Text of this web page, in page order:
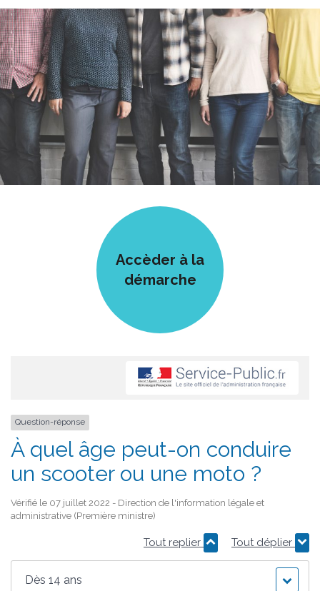
Accèder à la
démarche
Question-réponse
À quel âge peut-on conduire
un scooter ou une moto ?
Vérifié le 07 juillet 2022 - Direction de l'information légale et
administrative (Première ministre)
Tout replier Tout déplier
Dès 14 ans